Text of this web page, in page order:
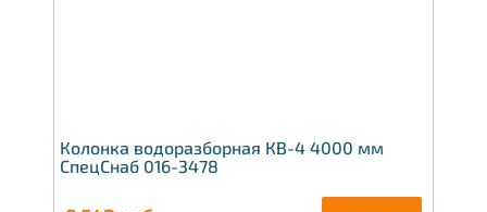
Колонка водоразборная КВ-4 4000 мм
СпецСнаб 016-3478